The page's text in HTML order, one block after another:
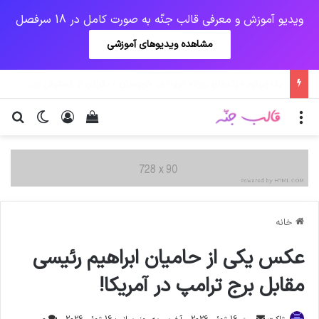
ویدیو آموزش و معرفی قالب جنّه به صورت کامل در 18 سرفصل
مشاهده ویدیوهای آموزشی
تغییر ورود
دیدن سبد خرید منو
خانه
عکس یکی از حامیان ابراهیم رئيسی
مقابل برج ترامپ در آمریکا!